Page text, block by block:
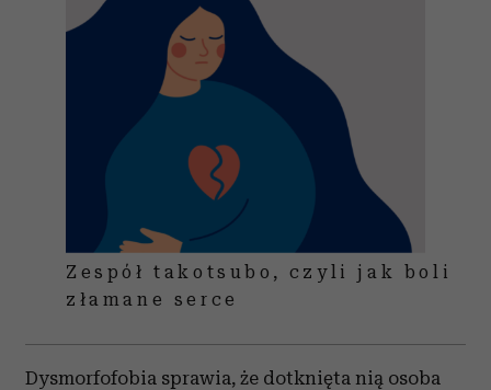
Zespół takotsubo, czyli jak boli
złamane serce
Dysmorfofobia sprawia, że dotknięta nią osoba